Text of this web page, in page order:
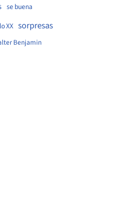
se buena
XX sorpresas
Benjamin